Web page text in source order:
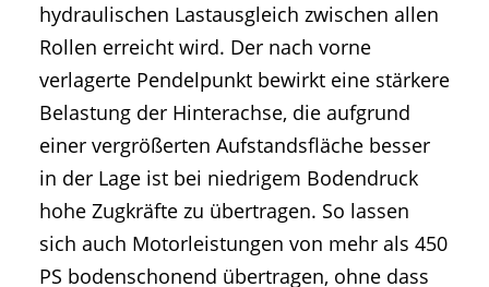
hydraulischen Lastausgleich zwischen allen
Rollen erreicht wird. Der nach vorne
verlagerte Pendelpunkt bewirkt eine stärkere
Belastung der Hinterachse, die aufgrund
einer vergrößerten Aufstandsfläche besser
in der Lage ist bei niedrigem Bodendruck
hohe Zugkräfte zu übertragen. So lassen
sich auch Motorleistungen von mehr als 450
PS bodenschonend übertragen, ohne dass